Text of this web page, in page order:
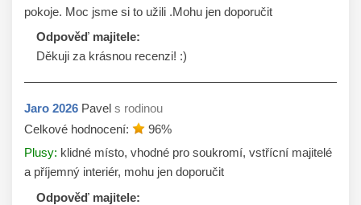
pokoje. Moc jsme si to užili .Mohu jen doporučit
Odpověď majitele:
Jaro 2026 Pavel s rodinou
Celkové hodnocení:
96%
Plusy: klidné místo, vhodné pro soukromí, vstřícní majitelé
a příjemný interiér, mohu jen doporučit
Odpověď majitele: